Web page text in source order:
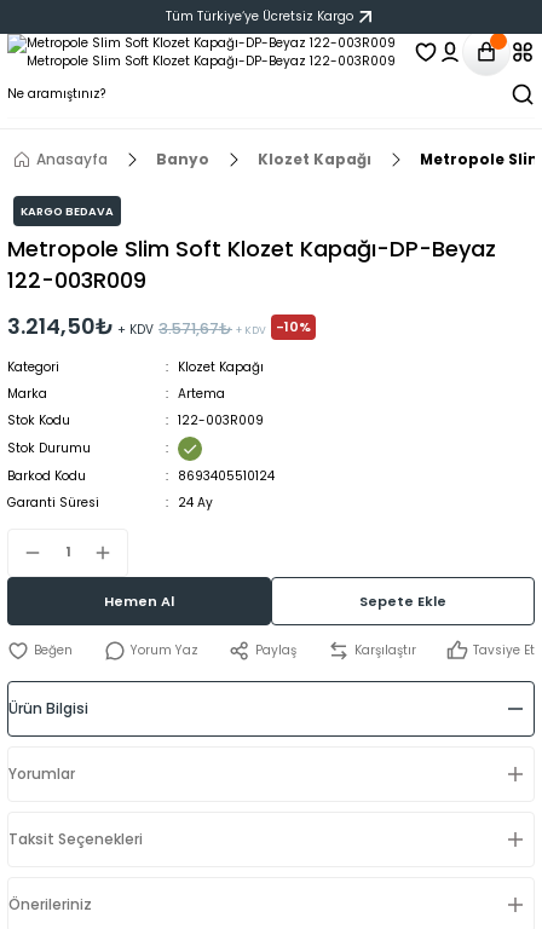
Tüm Türkiye‘ye Ücretsiz Kargo
Anasayfa Banyo Klozet Kapağı Metropole
KARGO BEDAVA
Metropole Slim Soft Klozet Kapağı-DP-Beyaz
122-003R009
3.214,50₺ + KDV 3.571,67₺ + KDV -10%
Kategori
Klozet Kapağı
Marka
Artema
Stok Kodu
122-003R009
Stok Durumu
Barkod Kodu
8693405510124
Garanti Süresi
24 Ay
Hemen Al Sepete Ekle
Yorum Yaz Paylaş Karşılaştır Tavsiye Et
Ürün Bilgisi
Yorumlar
Taksit Seçenekleri
Önerileriniz